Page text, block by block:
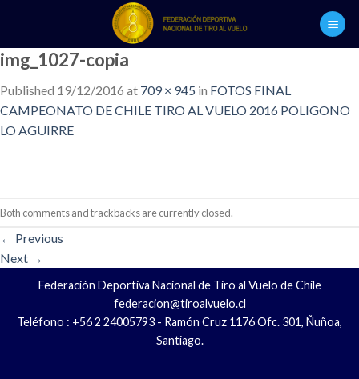
content
img_1027-copia
Published 19/12/2016 at 709 × 945 in FOTOS FINAL
CAMPEONATO DE CHILE TIRO AL VUELO 2016 POLIGONO
LO AGUIRRE
Both comments and trackbacks are currently closed.
← Previous
Next →
Federación Deportiva Nacional de Tiro al Vuelo de Chile
federacion@tiroalvuelo.cl
Teléfono : +56 2 24005793 - Ramón Cruz 1176 Ofc. 301, Ñuñoa,
Santiago.